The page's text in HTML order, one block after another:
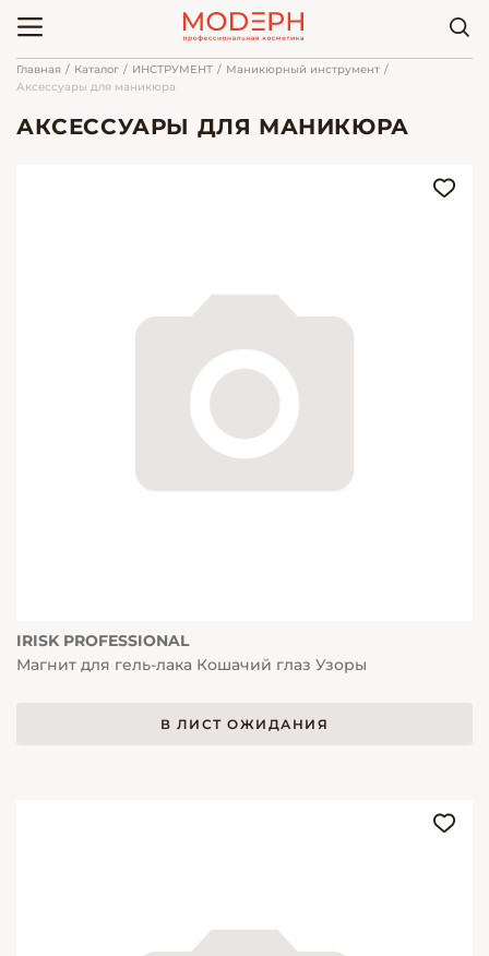
Главная Каталог ИНСТРУМЕНТ
Маникюрный инструмент
Аксессуары для маникюра
АКСЕССУАРЫ ДЛЯ МАНИКЮРА
IRISK PROFESSIONAL
Магнит для гель-лака Кошачий глаз Узоры
В ЛИСТ ОЖИДАНИЯ